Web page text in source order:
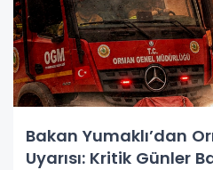
Bakan Yumaklı’dan
Uyarısı: Kritik Günler